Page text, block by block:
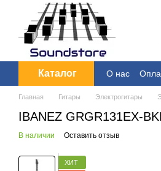
Перейти к основному контенту
Каталог О нас
Главная Гитары Электрогитары
IBANEZ GRGR131EX-
В наличии Оставить отзыв
ХИТ